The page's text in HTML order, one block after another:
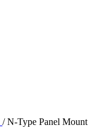
/ N-Type Panel Mount